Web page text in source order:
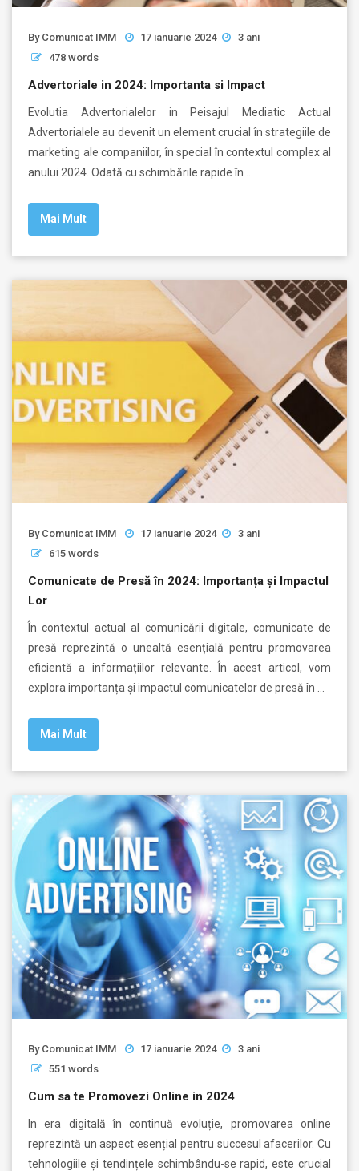
By Comunicat IMM 17 ianuarie 2024
3 ani
478 words
Advertoriale in 2024: Importanta si Impact
Evolutia Advertorialelor in Peisajul Mediatic Actual
Advertorialele au devenit un element crucial în strategiile de
marketing ale companiilor, în special în contextul complex al
anului 2024. Odată cu schimbările rapide în …
Mai Mult
By Comunicat IMM 17 ianuarie 2024
3 ani
615 words
Comunicate de Presă în 2024: Importanța și Impactul
Lor
În contextul actual al comunicării digitale, comunicate de
presă reprezintă o unealtă esențială pentru promovarea
eficientă a informațiilor relevante. În acest articol, vom
explora importanța și impactul comunicatelor de presă în …
Mai Mult
By Comunicat IMM 17 ianuarie 2024
3 ani
551 words
Cum sa te Promovezi Online in 2024
In era digitală în continuă evoluție, promovarea online
reprezintă un aspect esențial pentru succesul afacerilor. Cu
tehnologiile și tendințele schimbându-se rapid, este crucial